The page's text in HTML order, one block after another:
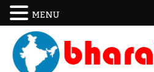
MENU